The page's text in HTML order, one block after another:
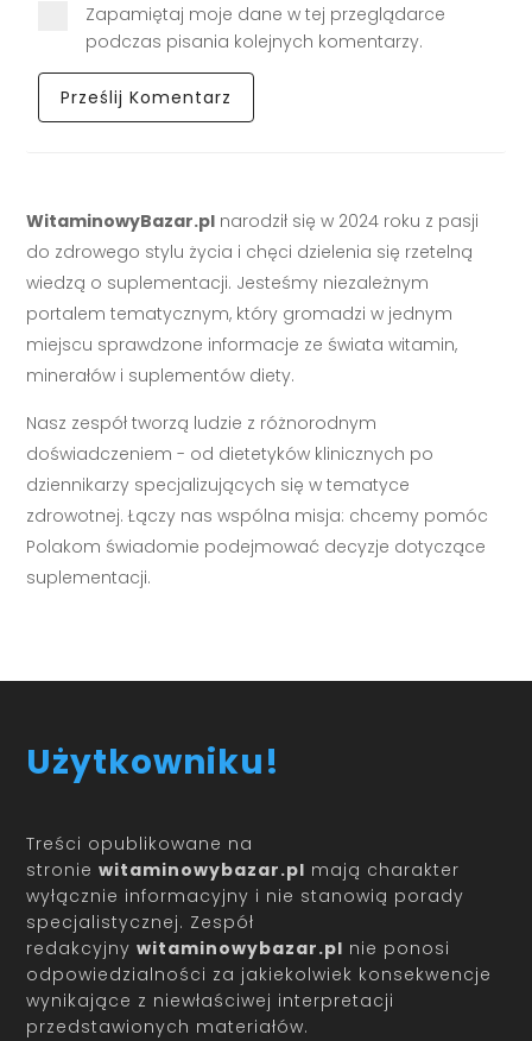
Zapamiętaj moje dane w tej przeglądarce
podczas pisania kolejnych komentarzy.
WitaminowyBazar.pl narodził się w 2024 roku z pasji
do zdrowego stylu życia i chęci dzielenia się rzetelną
wiedzą o suplementacji. Jesteśmy niezależnym
portalem tematycznym, który gromadzi w jednym
miejscu sprawdzone informacje ze świata witamin,
minerałów i suplementów diety.
Nasz zespół tworzą ludzie z różnorodnym
doświadczeniem - od dietetyków klinicznych po
dziennikarzy specjalizujących się w tematyce
zdrowotnej. Łączy nas wspólna misja: chcemy pomóc
Polakom świadomie podejmować decyzje dotyczące
suplementacji.
Użytkowniku!
Treści opublikowane na
stroniewitaminowybazar.pl mają charakter
wyłącznie informacyjny i nie stanowią porady
specjalistycznej. Zespół
redakcyjnywitaminowybazar.pl nie ponosi
odpowiedzialności za jakiekolwiek konsekwencje
wynikające z niewłaściwej interpretacji
przedstawionych materiałów.